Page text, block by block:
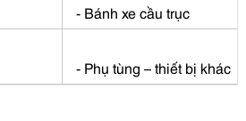
- Bánh xe cầu trục
- Phụ tùng – thiết bị khác